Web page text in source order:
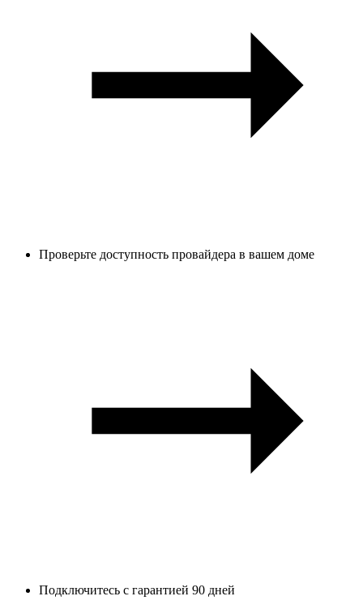
Проверьте доступность провайдера в вашем доме
Подключитесь с гарантией 90 дней